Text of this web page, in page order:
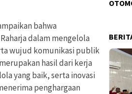
bahwa
dalam mengelola
wujud komunikasi publik
hasil dari kerja
yang baik, serta inovasi
penghargaan